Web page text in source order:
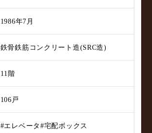
1986年7月
鉄骨鉄筋コンクリート造(SRC造)
11階
106戸
#エレベータ#宅配ボックス